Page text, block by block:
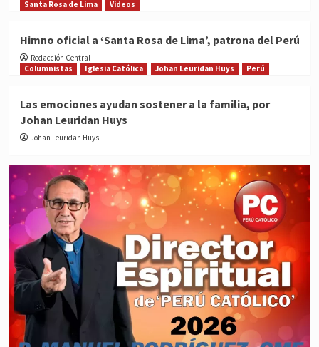
Santa Rosa de Lima
Videos
Himno oficial a ‘Santa Rosa de Lima’, patrona del Perú
Redacción Central
Columnistas
Iglesia Católica Johan Leuridan Huys Perú
Las emociones ayudan sostener a la familia, por
Johan Leuridan Huys
Johan Leuridan Huys